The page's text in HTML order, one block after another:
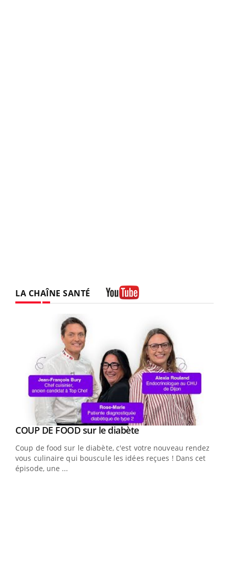
LA CHAÎNE SANTÉ
Youtube
COUP DE FOOD sur le diabèteYoutube
Coup de food sur le diabète, c'est votre nouveau rendez-
vous culinaire qui bouscule les idées reçues ! Dans cet
épisode, une ...